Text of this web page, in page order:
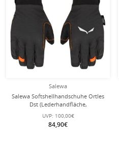
Salewa
Salewa Softshellhandschuhe Ortles
Dst (Lederhandfläche,
strapazierfähig, atmungsaktiv)
schwarz Herren
UVP: 100,00€
84,90€